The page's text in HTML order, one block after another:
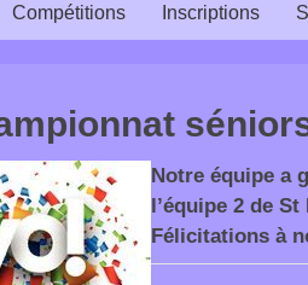
Compétitions Inscriptions
Notre équipe a
l’équipe 2 de
Félicitations à